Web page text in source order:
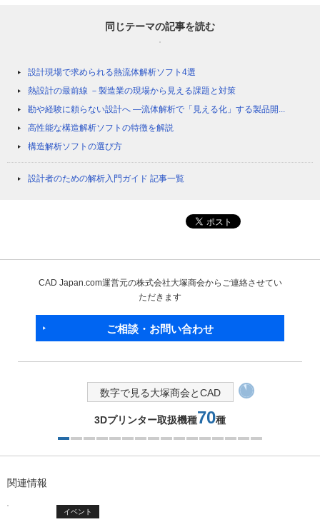
同じテーマの記事を読む
設計現場で求められる熱流体解析ソフト4選
熱設計の最前線 －製造業の現場から見える課題と対策
勘や経験に頼らない設計へ ―流体解析で「見える化」する製品開...
高性能な構造解析ソフトの特徴を解説
構造解析ソフトの選び方
設計者のための解析入門ガイド 記事一覧
CAD Japan.com運営元の株式会社大塚商会からご連絡させてい
ただきます
ご相談・お問い合わせ
数字で見る大塚商会とCAD
3Dプリンター取扱機種70種
関連情報
イベント